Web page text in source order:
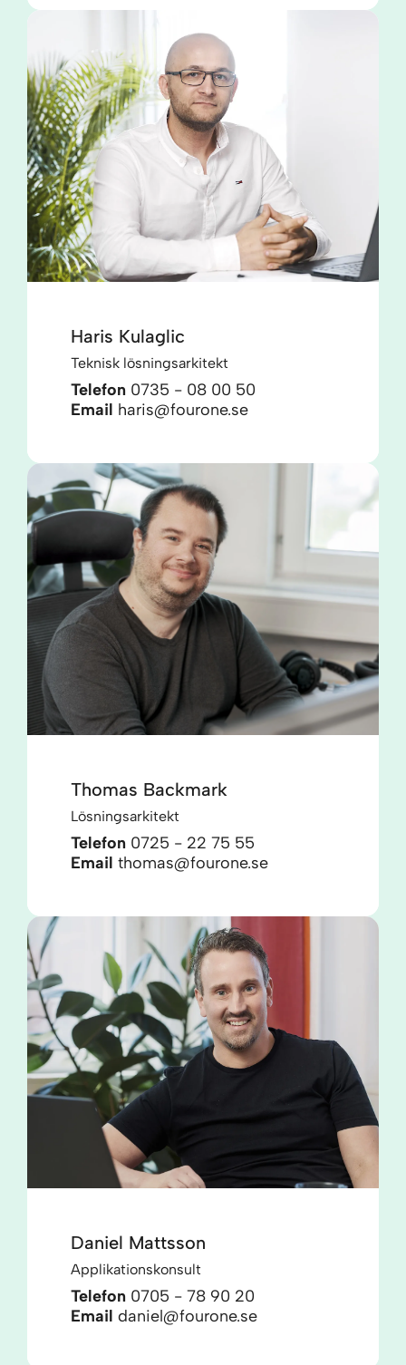
Haris Kulaglic
Teknisk lösningsarkitekt
Telefon 0735 - 08 00 50
Email haris@fourone.se
Thomas Backmark
Lösningsarkitekt
Telefon 0725 - 22 75 55
Email thomas@fourone.se
Daniel Mattsson
Applikationskonsult
Telefon 0705 - 78 90 20
Email daniel@fourone.se